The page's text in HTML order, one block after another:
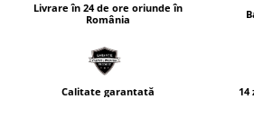
Livrare în 24 de ore oriunde în
România
Calitate garantată 14